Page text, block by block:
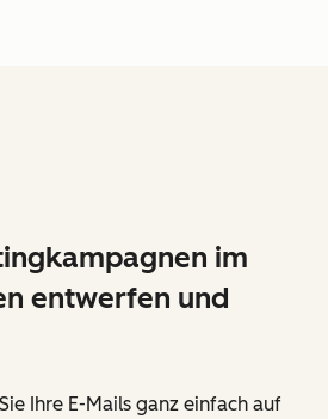
im
entwerfen und
Ihre E-Mails ganz einfach auf